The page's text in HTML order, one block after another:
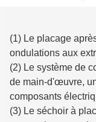
(1) Le placage
ondulations aux
(2) Le système de
de main-d'œuvre,
composants
(3) Le séchoir à